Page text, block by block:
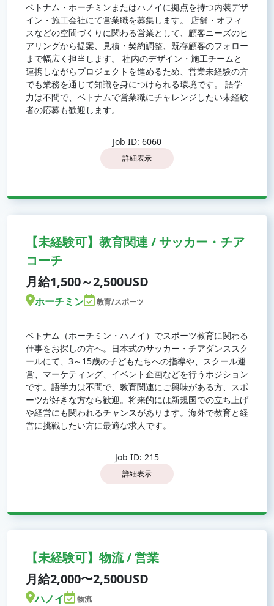
ベトナム・ホーチミンまたはハノイに拠点を持つ内装デザ
イン・施工会社にて営業職を募集します。 店舗・オフィ
スなどの空間づくりに関わる営業として、顧客ニーズのヒ
アリングから提案、見積・契約調整、既存顧客のフォロー
まで幅広く担当します。 社内のデザイン・施工チームと
連携しながらプロジェクトを進めるため、営業未経験の方
でも業務を通じて知識を身につけられる環境です。 語学
力は不問で、ベトナムで営業職にチャレンジしたい未経験
者の応募も歓迎します。
Job ID: 6060
詳細表示
【未経験可】教育関連 / サッカー・チア
コーチ
月給1,500～2,500USD
ホーチミン 教育/スポーツ
ベトナム（ホーチミン・ハノイ）でスポーツ教育に関わる
仕事をお探しの方へ。日本式のサッカー・チアダンススク
ールにて、3～15歳の子どもたちへの指導や、スクール運
営、マーケティング、イベント企画などを行うポジション
です。語学力は不問で、教育関連にご興味がある方、スポ
ーツが好きな方なら歓迎。将来的には新規国での立ち上げ
や経営にも関われるチャンスがあります。海外で教育と経
営に挑戦したい方に最適な求人です。
Job ID: 215
詳細表示
【未経験可】物流 / 営業
月給2,000〜2,500USD
ハノイ 物流